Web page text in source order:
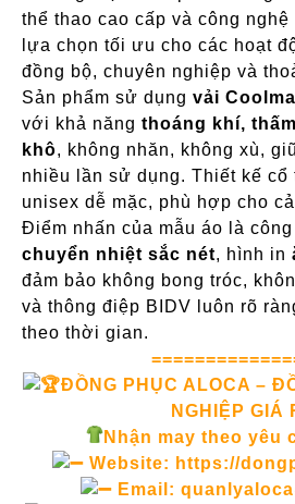
thể thao cao cấp và công
lựa chọn tối ưu cho các hoạt
đồng bộ, chuyên nghiệp và
Sản phẩm sử dụng vải
với khả năng thoáng khí,
khô, không nhăn, không xù,
nhiều lần sử dụng. Thiết kế cổ
unisex dễ mặc, phù hợp cho
Điểm nhấn của mẫu áo là
chuyển nhiệt sắc nét, hình in
đảm bảo không bong tróc,
và thông điệp BIDV luôn rõ
theo thời gian.
ĐỒNG PHỤC ALOCA –
NGHIỆP GIÁ
Nhận may theo yêu
Website: https://
Email: